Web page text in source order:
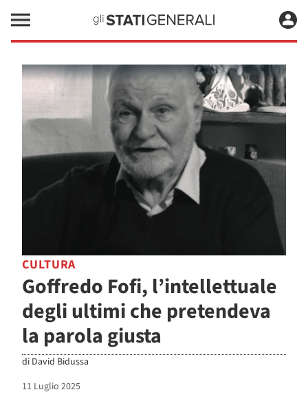
CULTURA
Goffredo Fofi, l’intellettuale
degli ultimi che pretendeva
la parola giusta
di David Bidussa
11 Luglio 2025